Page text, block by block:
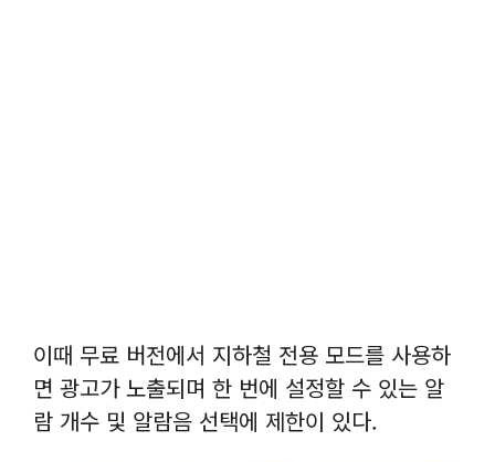
이때 무료 버전에서 지하철 전용 모드를 사용하
면 광고가 노출되며 한 번에 설정할 수 있는 알
람 개수 및 알람음 선택에 제한이 있다.